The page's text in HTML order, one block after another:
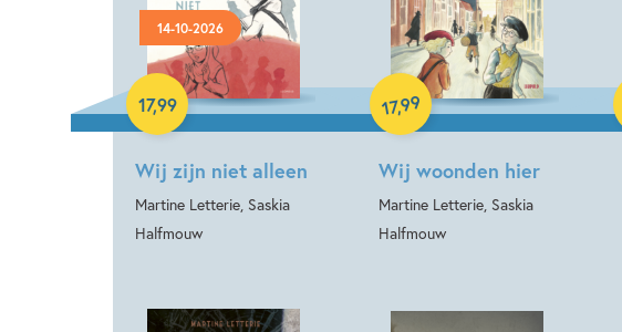
14-10-2026
Wij zijn niet alleen
Martine Letterie, Saskia
Halfmouw
17,99
Hardcover
Wij woonden hier
Martine Letterie, Saskia
Halfmouw
17,99
Hardcover